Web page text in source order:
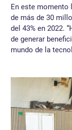
En este momento
de más de 30
del 43% en 2022.
de generar
mundo de la